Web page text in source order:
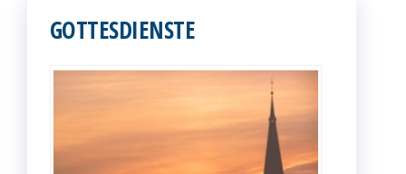
GOTTESDIENSTE